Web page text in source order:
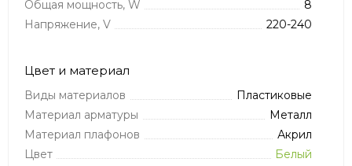
Общая мощность, W
8
Напряжение, V
220-240
Цвет и материал
Виды материалов
Пластиковые
Материал арматуры
Металл
Материал плафонов
Акрил
Цвет
Белый